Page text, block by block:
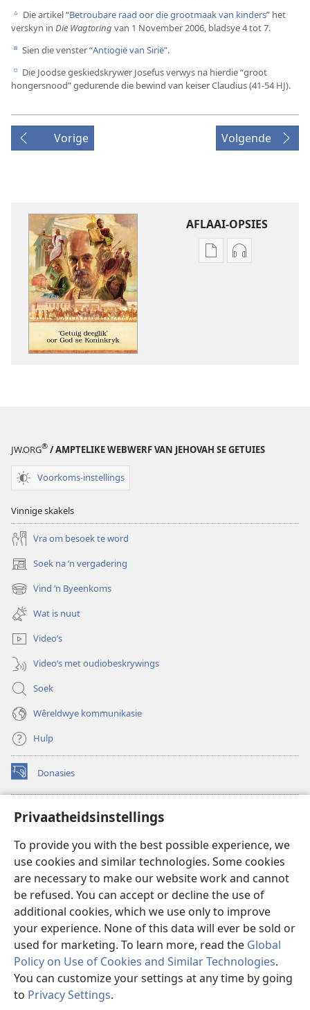
Privaatheidsinstellings
To provide you with the best possible experience, we
use cookies and similar technologies. Some cookies
are necessary to make our website work and cannot
be refused. You can accept or decline the use of
additional cookies, which we use only to improve
your experience. None of this data will ever be sold or
used for marketing. To learn more, read the Global
Policy on Use of Cookies and Similar Technologies.
You can customize your settings at any time by going
to Privacy Settings.
c Die artikel “Betroubare raad oor die grootmaak van kinders” het
verskyn in Die Wagtoring van 1 November 2006, bladsye 4 tot 7.
d Sien die venster “Antiogië van Sirië”.
e Die Joodse geskiedskrywer Josefus verwys na hierdie “groot
hongersnood” gedurende die bewind van keiser Claudius (41-54 HJ).
Vorige Volgende
AFLAAI-OPSIES
Aflaai-Aflaai-
JW.ORG® / AMPTELIKE WEBWERF VAN JEHOVAH SE GETUIES
Voorkoms-instellings
Vinnige skakels
Vra om besoek te word
Soek na ’n vergadering
(maak
nuwe
venster
oop)
Vind ’n Byeenkoms
(maak
nuwe
venster
oop)
Wat is nuut
Video’s
Video’s met oudiobeskrywings
Soek
Wêreldwye kommunikasie
Hulp
Donasies
(maak
nuwe
oop)
Wagtoring – AANLYN BIBLIOTEEK
(maak
venster
oop)
JW Hub
(maak
nuwe
venster
oop)
JW Library
Watchtower Library
Copyright© 2026 Watch Tower Bible and Tract Society of Pennsylvania.
GEBRUIKSVOORWAARDES
PRIVAATHEIDSINSTELLINGS